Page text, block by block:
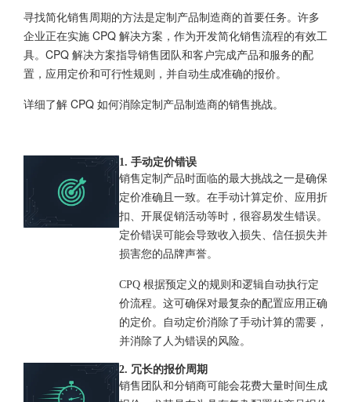
寻找简化销售周期的方法是定制产品制造商的首要任务。许多
企业正在实施 CPQ 解决方案 ，作为开发简化销售流程的有效工
具。 CPQ 解决方案指导销售团队和客户完成产品和服务的配
置，应用定价和可行性规则，并自动生成准确的报价。
详细了解 CPQ 如何消除定制产品制造商的销售挑战。
1. 手动定价错误
销售定制产品时面临的最大挑战之一是确保
定价准确且一致。在手动计算定价、应用折
扣、开展促销活动等时，很容易发生错误。
定价错误可能会导致收入损失、信任损失并
损害您的品牌声誉。
CPQ 根据预定义的规则和逻辑自动执行定
价流程。这可确保对最复杂的配置应用正确
的定价。自动定价消除了手动计算的需要，
并消除了人为错误的风险。
2. 冗长的报价周期
销售团队和分销商可能会花费大量时间生成